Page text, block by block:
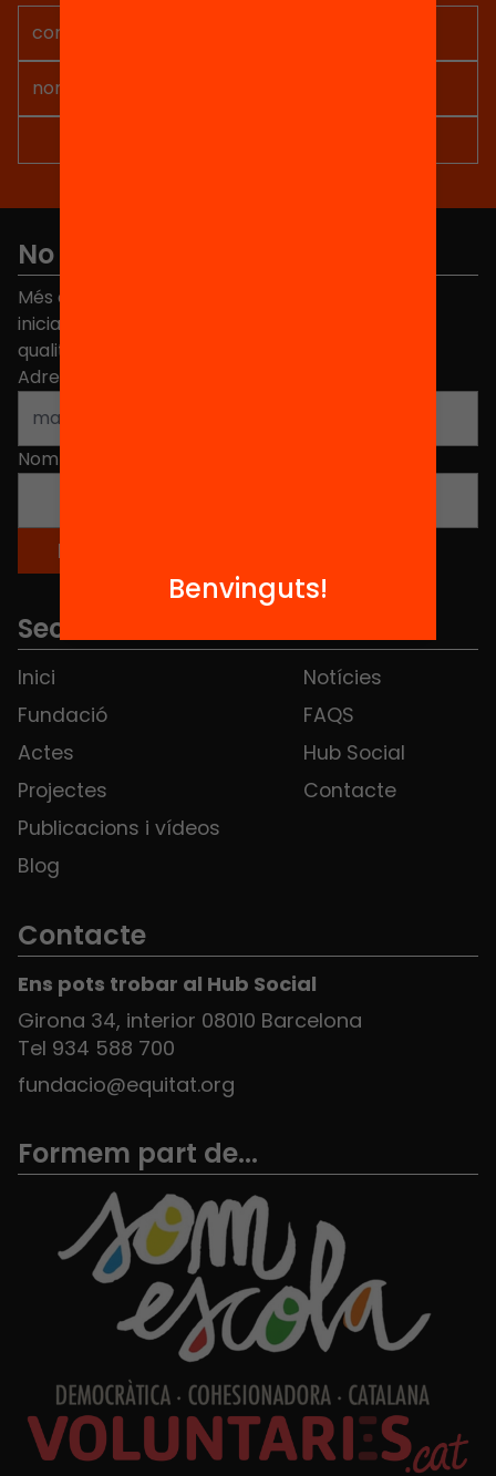
No et perdis res
Més de 40.000 persones ja han triat Equitat. Rep
iniciatives, propostes i projectes per millorar la
qualitat de l'educació a Catalunya.
Adreça electrònica
Nom
Seccions
Inici
Fundació
Actes
Projectes
Publicacions i vídeos
Blog
Notícies
FAQS
Hub Social
Contacte
Contacte
Ens pots trobar al Hub Social
Girona 34, interior 08010 Barcelona
Tel 934 588 700
fundacio@equitat.org
Formem part de...
Benvinguts!